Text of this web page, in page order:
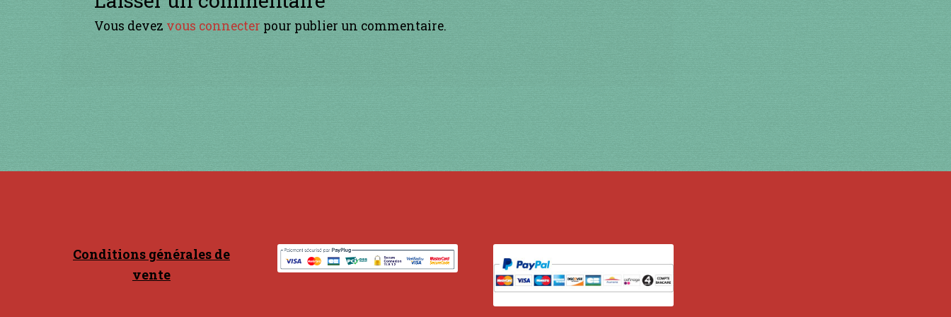
Vous devez vous connecter pour publier un commentaire.
Conditions générales de
vente